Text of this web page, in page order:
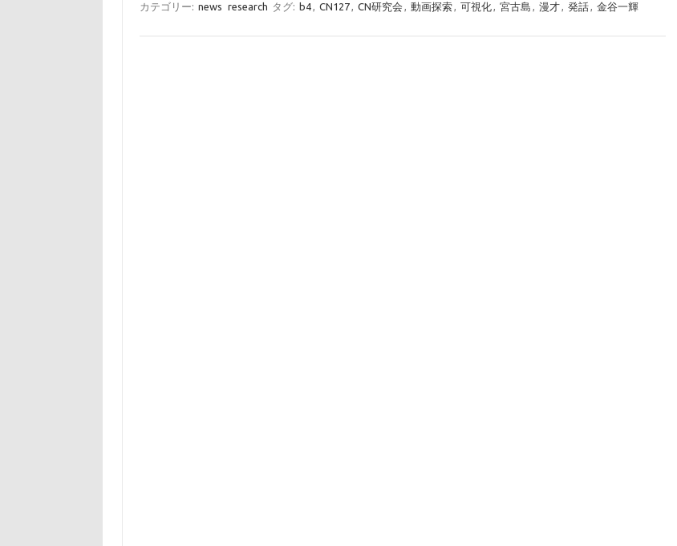
カテゴリー: news research タグ: b4, CN127, CN研究会 , 動画探索, 可視化, 宮古島 , 漫才, 発話, 金谷一輝